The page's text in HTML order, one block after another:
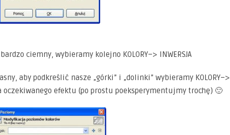
ciemny, wybieramy kolejno KOLORY–> INWERSJA
aby podkreślić nasze „górki” i „dolinki” wybieramy KOLORY–>
oczekiwanego efektu (po prostu poeksperymentujmy trochę) 🙂